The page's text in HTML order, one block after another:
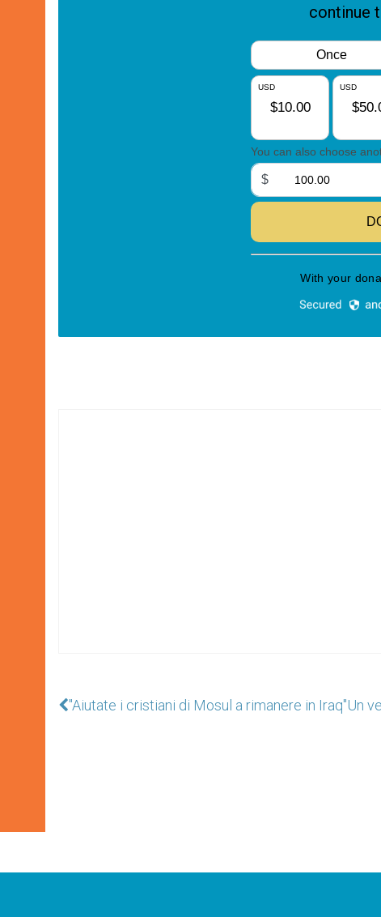
"Aiutate i cristiani di Mosul a rimanere in Iraq"Un